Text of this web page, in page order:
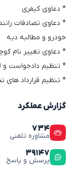
* دعاوی کیفری
* دعاوی تصادفات
خودرو و مطالبه دیه
* دعاوی تغییر نام
* تنظیم دادخواست و
* تنظیم قرارداد
گزارش عملکرد
۷۳۴
مشاوره تلفنی
۳۹۱۴۷
پرسش و پاسخ